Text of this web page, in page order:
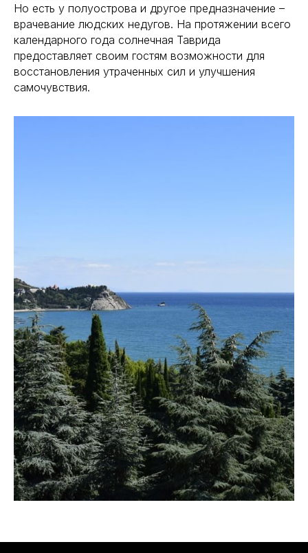
Но есть у полуострова и другое предназначение –
врачевание людских недугов. На протяжении всего
календарного года солнечная Таврида
предоставляет своим гостям возможности для
восстановления утраченных сил и улучшения
самочувствия.